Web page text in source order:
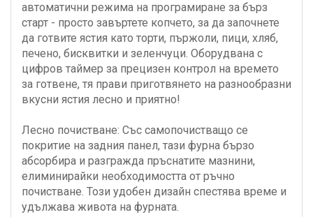
автоматични режима на програмиране за бърз
старт - просто завъртете копчето, за да започнете
да готвите ястия като торти, пържоли, пици, хляб,
печено, бисквитки и зеленчуци. Оборудвана с
цифров таймер за прецизен контрол на времето
за готвене, тя прави приготвянето на разнообразни
вкусни ястия лесно и приятно!
Лесно почистване: Със самопочистващо се
покритие на задния панел, тази фурна бързо
абсорбира и разгражда пръснатите мазнини,
елиминирайки необходимостта от ръчно
почистване. Този удобен дизайн спестява време и
удължава живота на фурната.